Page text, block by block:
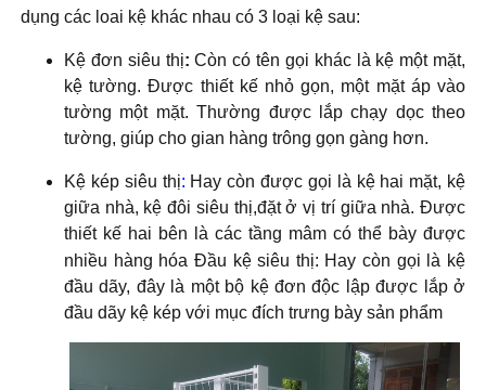
dụng các loai kệ khác nhau có 3 loại kệ sau:
Kệ đơn siêu thị:Còn có tên gọi khác là kệ một mặt,
kệ tường. Được thiết kế nhỏ gọn, một mặt áp vào
tường một mặt. Thường được lắp chạy dọc theo
tường, giúp cho gian hàng trông gọn gàng hơn.
Kệ kép siêu thị: Hay còn được gọi là kệ hai mặt, kệ
giữa nhà, kệ đôi siêu thị,đặt ở vị trí giữa nhà. Được
thiết kế hai bên là các tầng mâm có thể bày được
nhiều hàng hóa Đầu kệ siêu thị: Hay còn gọi là kệ
đầu dãy, đây là một bộ kệ đơn độc lập được lắp ở
đầu dãy kệ kép với mục đích trưng bày sản phẩm